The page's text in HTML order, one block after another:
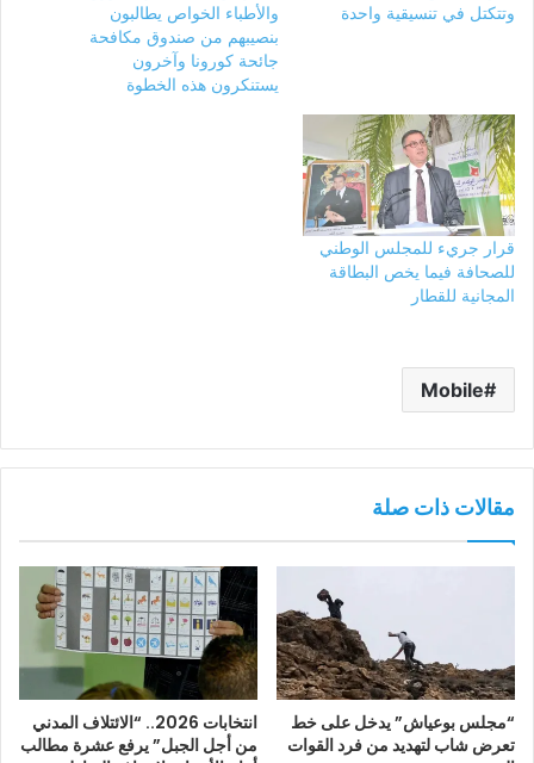
وتتكتل في تنسيقية واحدة
والأطباء الخواص يطالبون
بنصيبهم من صندوق مكافحة
جائحة كورونا وآخرون
يستنكرون هذه الخطوة
قرار جريء للمجلس الوطني
للصحافة فيما يخص البطاقة
المجانية للقطار
Mobile
مقالات ذات صلة
“مجلس بوعياش” يدخل على خط
تعرض شاب لتهديد من فرد القوات
انتخابات 2026.. “الائتلاف المدني
من أجل الجبل” يرفع عشرة مطالب